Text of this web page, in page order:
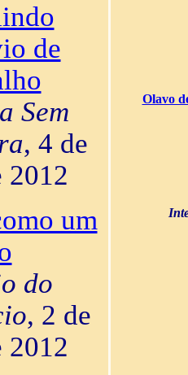
de
Sem
, 4 de
2012
um
do
, 2 de
2012
Olavo